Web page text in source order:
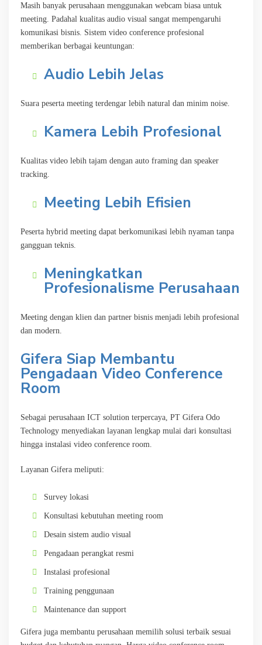
Masih banyak perusahaan menggunakan webcam biasa untuk
meeting. Padahal kualitas audio visual sangat mempengaruhi
komunikasi bisnis. Sistem video conference profesional
memberikan berbagai keuntungan:
Audio Lebih Jelas
Suara peserta meeting terdengar lebih natural dan minim noise.
Kamera Lebih Profesional
Kualitas video lebih tajam dengan auto framing dan speaker
tracking.
Meeting Lebih Efisien
Peserta hybrid meeting dapat berkomunikasi lebih nyaman tanpa
gangguan teknis.
Meningkatkan
Profesionalisme Perusahaan
Meeting dengan klien dan partner bisnis menjadi lebih profesional
dan modern.
Gifera Siap Membantu
Pengadaan Video Conference
Room
Sebagai perusahaan ICT solution terpercaya, PT Gifera Odo
Technology menyediakan layanan lengkap mulai dari konsultasi
hingga instalasi video conference room.
Layanan Gifera meliputi:
Survey lokasi
Konsultasi kebutuhan meeting room
Desain sistem audio visual
Pengadaan perangkat resmi
Instalasi profesional
Training penggunaan
Maintenance dan support
Gifera juga membantu perusahaan memilih solusi terbaik sesuai